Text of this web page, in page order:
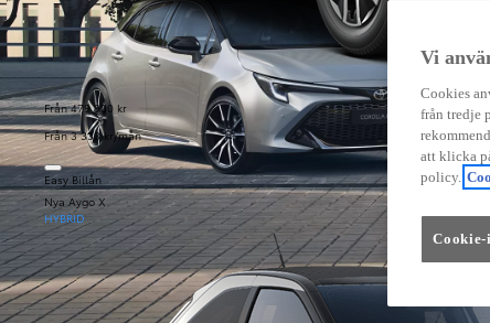
Från 479 900 kr
Från 3 333 kr/mån
Easy Billån
Nya Aygo X
HYBRID
Vi
Cookies
från tredje
att klicka
policy.